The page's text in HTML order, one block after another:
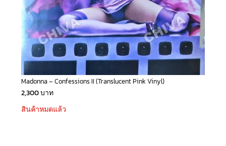
Madonna – Confessions II (Translucent Pink Vinyl)
2,300บาท
สินค้าหมดแล้ว